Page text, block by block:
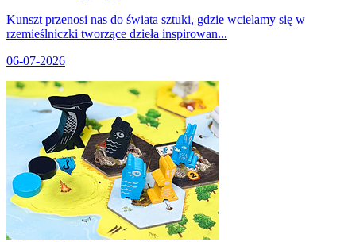
Kunszt przenosi nas do świata sztuki, gdzie wcielamy się w
rzemieślniczki tworzące dzieła inspirowan...
06-07-2026